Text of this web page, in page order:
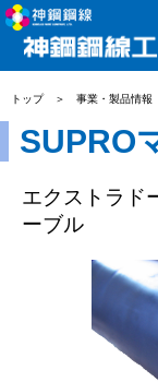
トップ ＞ 事業・製品情報
SUPRO
エクストラド
ーブル